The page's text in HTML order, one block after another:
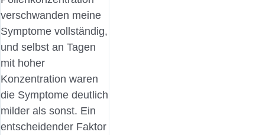
verschwanden meine
Symptome vollständig,
und selbst an Tagen
mit hoher
Konzentration waren
die Symptome deutlich
milder als sonst. Ein
entscheidender Faktor